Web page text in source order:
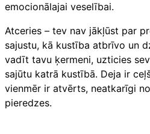
emocionālajai veselībai.
Atceries – tev nav jākļūst par
sajustu, kā kustība atbrīvo un
vadīt tavu ķermeni, uzticies
sajūtu katrā kustībā. Deja ir
vienmēr ir atvērts, neatkarīgi
pieredzes.